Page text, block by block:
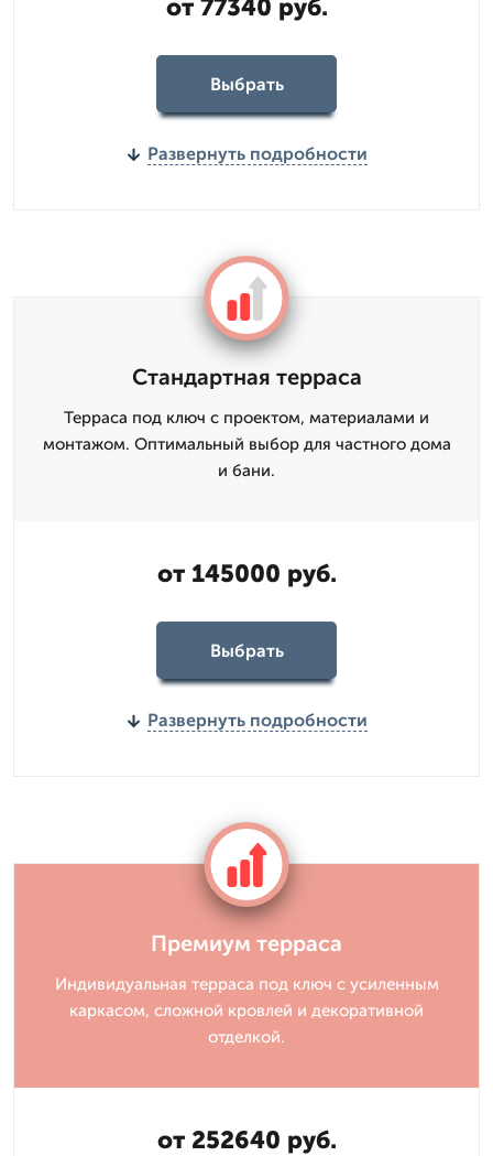
от 77340 руб.
Выбрать
Развернуть подробности
Стандартная терраса
Терраса под ключ с проектом, материалами и
монтажом. Оптимальный выбор для частного дома
и бани.
от 145000 руб.
Выбрать
Развернуть подробности
Премиум терраса
Индивидуальная терраса под ключ с усиленным
каркасом, сложной кровлей и декоративной
отделкой.
от 252640 руб.